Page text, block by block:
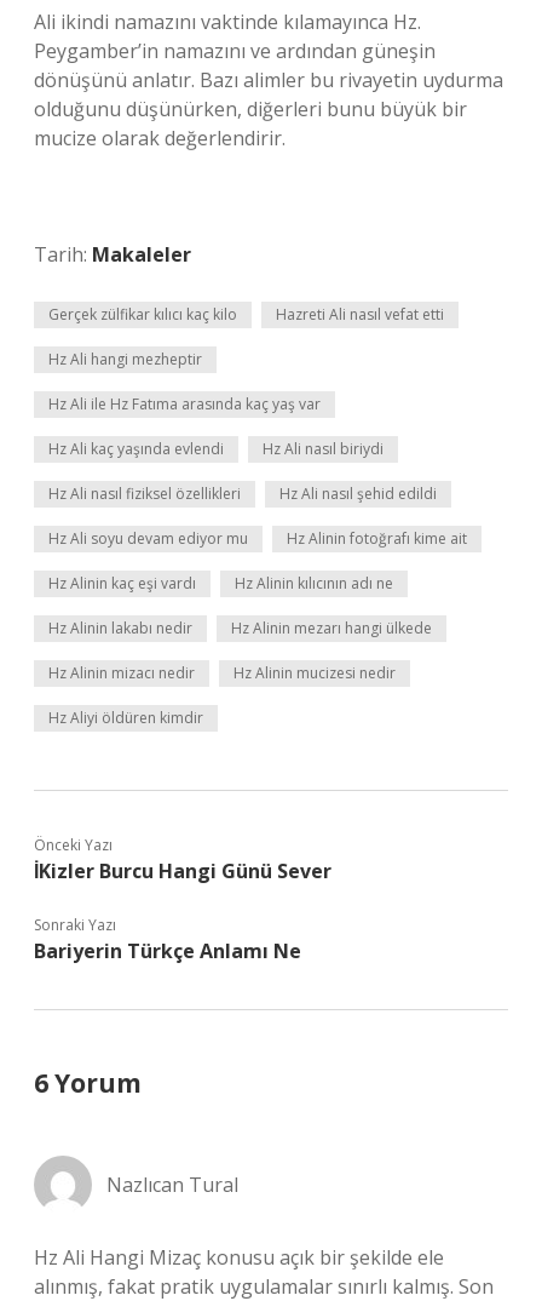
Ali ikindi namazını vaktinde kılamayınca Hz.
Peygamber’in namazını ve ardından güneşin
dönüşünü anlatır. Bazı alimler bu rivayetin uydurma
olduğunu düşünürken, diğerleri bunu büyük bir
mucize olarak değerlendirir.
Tarih: Makaleler
Gerçek zülfikar kılıcı kaç kilo Hazreti Ali nasıl vefat etti
Hz Ali hangi mezheptir
Hz Ali ile Hz Fatıma arasında kaç yaş var
Hz Ali kaç yaşında evlendi Hz Ali nasıl biriydi
Hz Ali nasıl fiziksel özellikleri Hz Ali nasıl şehid edildi
Hz Ali soyu devam ediyor mu Hz Alinin fotoğrafı kime ait
Hz Alinin kaç eşi vardı Hz Alinin kılıcının adı ne
Hz Alinin lakabı nedir Hz Alinin mezarı hangi ülkede
Hz Alinin mizacı nedir Hz Alinin mucizesi nedir
Hz Aliyi öldüren kimdir
Önceki Yazı
İKizler Burcu Hangi Günü Sever
Sonraki Yazı
Bariyerin Türkçe Anlamı Ne
6 Yorum
Nazlıcan Tural
Hz Ali Hangi Mizaç konusu açık bir şekilde ele
alınmış, fakat pratik uygulamalar sınırlı kalmış. Son